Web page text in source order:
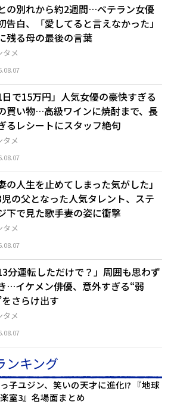
タメ
の別れから約2週間…ベテラン女優
告白、「愛してると言えなかった」
残る母の最後の言葉
タメ
1日で15万円」人気女優の豪快すぎる
買い物…高級ワインに焼酎まで、長
るレシートにスタッフ絶句
タメ
の人生を止めてしまった気がした」
の父となった人気タレント、ステ
下で見た歌手妻の姿に衝撃
タメ
13分運転しただけで？」周囲も思わず
…イケメン俳優、意外すぎる“弱
をさらけ出す
ンキング
子ユジン、笑いの天才に進化!? 『地球
室3』名場面まとめ